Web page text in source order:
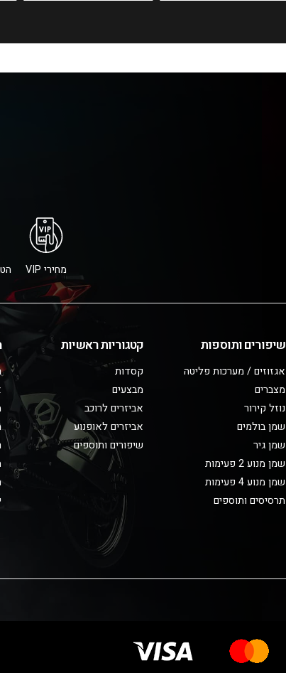
מחירי VIP
שיפורים ותוספות
אגזוזים / מערכות פליטה
מצברים
נוזל קירור
שמן בולמים
שמן גיר
שמן מנוע 2 פעימות
שמן מנוע 4 פעימות
תרסיסים ותוספים
קטגוריות ראשיות
קסדות
מבצעים
אביזרים לרוכב
אביזרים לאופנוע
שיפורים ותוספים